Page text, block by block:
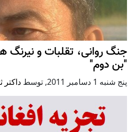
جنگ روانی، تقلبات و نیرنگ
"بن دوم"
پنج شنبه 1 دسامبر 2011 , توسط داکتر